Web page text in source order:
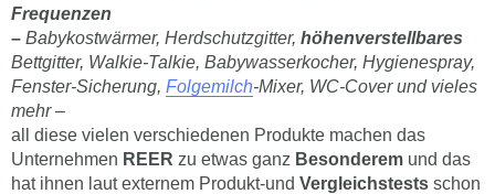
Frequenzen
– Babykostwärmer, Herdschutzgitter, höhenverstellbares
Bettgitter, Walkie-Talkie, Babywasserkocher, Hygienespray,
Fenster-Sicherung, Folgemilch-Mixer, WC-Cover und vieles
mehr –
all diese vielen verschiedenen Produkte machen das
Unternehmen REER zu etwas ganz Besonderem und das
hat ihnen laut externem Produkt-und Vergleichstests schon